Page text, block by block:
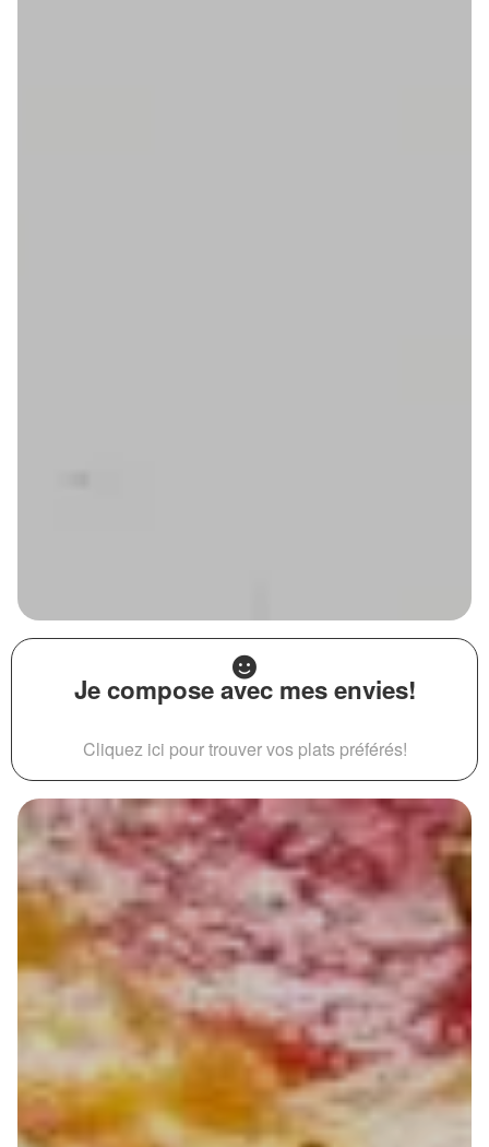
Je compose avec mes envies!
Cliquez ici pour trouver vos plats préférés!